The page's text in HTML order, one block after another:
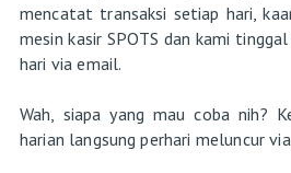
mencatat transaksi setiap hari,
mesin kasir SPOTS dan kami
hari via email.
Wah, siapa yang mau coba nih?
harian langsung perhari meluncur